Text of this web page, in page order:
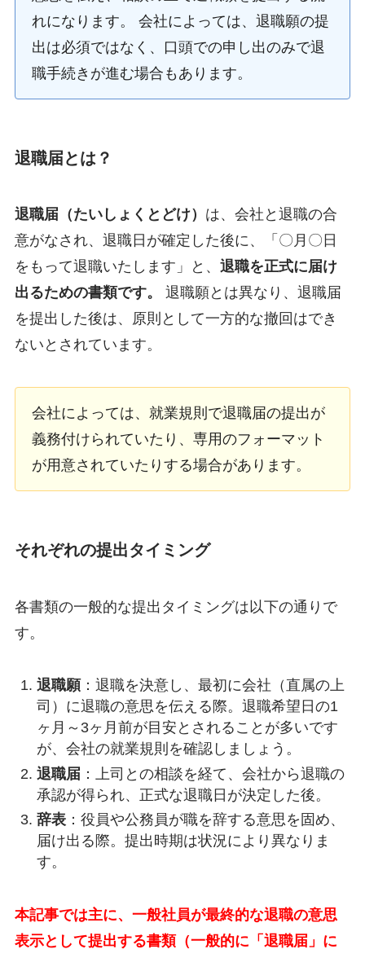
れになります。 会社によっては、退職願の提
出は必須ではなく、口頭での申し出のみで退
職手続きが進む場合もあります。
退職届とは？
退職届（たいしょくとどけ） は、会社と退職の合
意がなされ、退職日が確定した後に、「〇月〇日
をもって退職いたします」と、 退職を正式に届け
出るための書類です。
退職願とは異なり、退職届
を提出した後は、原則として一方的な撤回はでき
ないとされています。
会社によっては、就業規則で退職届の提出が
義務付けられていたり、専用のフォーマット
が用意されていたりする場合があります。
それぞれの提出タイミング
各書類の一般的な提出タイミングは以下の通りで
す。
退職願：退職を決意し、最初に会社（直属の上
司）に退職の意思を伝える際。退職希望日の1
ヶ月～3ヶ月前が目安とされることが多いです
が、会社の就業規則を確認しましょう。
退職届 ：上司との相談を経て、会社から退職の
承認が得られ、正式な退職日が決定した後。
辞表：役員や公務員が職を辞する意思を固め、
届け出る際。提出時期は状況により異なりま
す。
本記事では主に、一般社員が最終的な退職の意思
表示として提出する書類（一般的に「退職届」に